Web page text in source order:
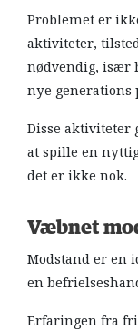
Problemet er
aktiviteter,
nødvendig, især
nye generations
Disse aktiviteter
at spille en
det er ikke nok.
Væbnet
Modstand er en
en
Erfaringen fra